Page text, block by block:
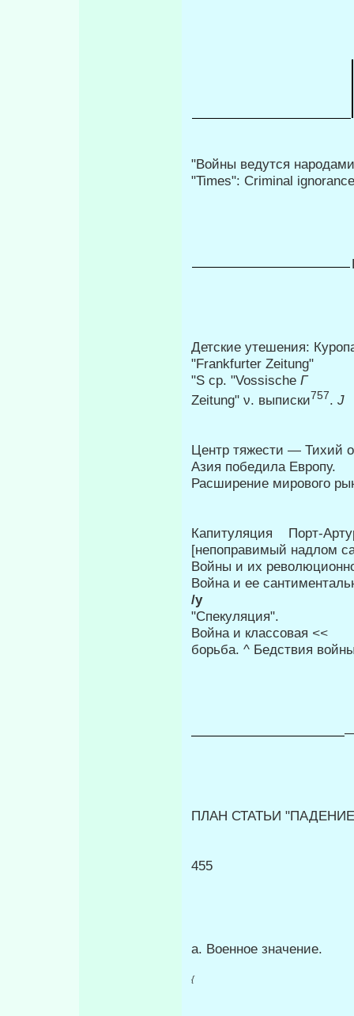
"Войны ведутся
"Times": Criminal
Детские утешения:
"Frankfurter Zeitung"
"S ср. "Vossische Г
Zeitung" ν. выписки757. J
Центр тяжести — Тихий
Азия победила Европу.
Расширение мирового
Капитуляция Порт-
[непоправимый надлом
Войны и их
Война и ее
/у
"Спекуляция".
Война и классовая <<
борьба. ^ Бедствия
ПЛАН СТАТЬИ
455
а. Военное значение.
{